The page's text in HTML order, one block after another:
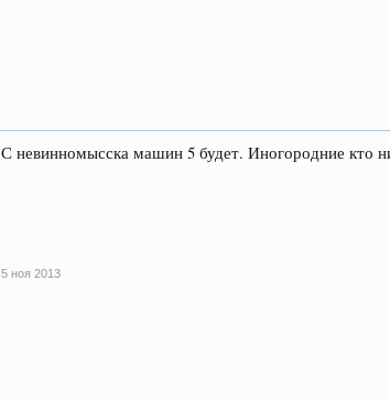
С невинномысска машин 5 будет. Иногородние кто
5 ноя 2013